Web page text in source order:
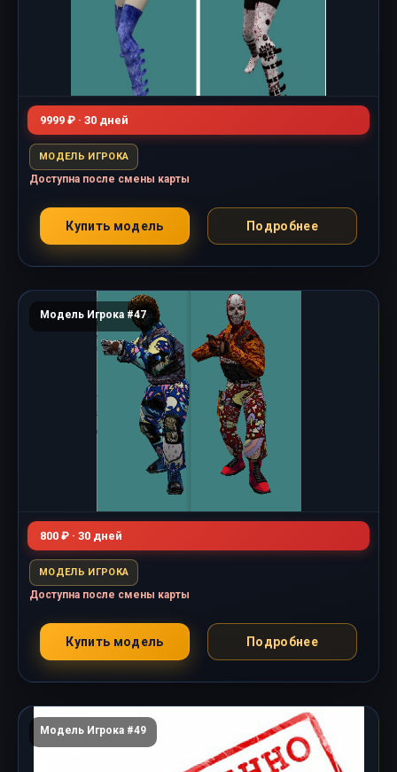
9999 ₽ · 30 дней
МОДЕЛЬ ИГРОКА
Доступна после смены карты
Купить модель Подробнее
Модель Игрока #47
800 ₽ · 30 дней
МОДЕЛЬ ИГРОКА
Доступна после смены карты
Купить модель Подробнее
Модель Игрока #49